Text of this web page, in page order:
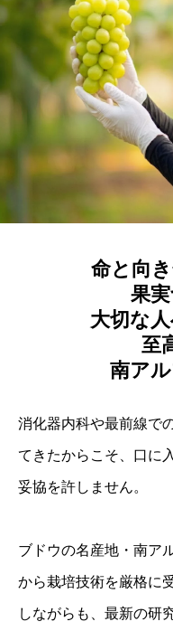
命と向
果実
大切な
至
南アル
消化器内科や最前線で
てきたからこそ、口に
妥協を許しません。
ブドウの名産地・南ア
から栽培技術を厳格に
しながらも、最新の研